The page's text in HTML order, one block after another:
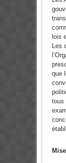
lois
Les
que
tous